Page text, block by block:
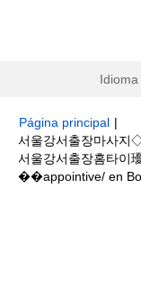
Idioma
Página principal |
서울강서출장마사지
서울강서출장홈타이
��appointive/ en